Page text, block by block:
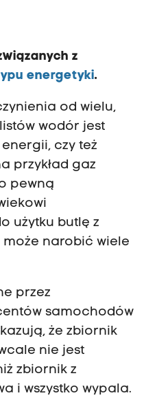
z
energetyki.
od wielu,
wodór jest
czy też
przykład gaz
pewną
użytku butlę z
narobić wiele
przez
samochodów
że zbiornik
nie jest
zbiornik z
i wszystko wypala.